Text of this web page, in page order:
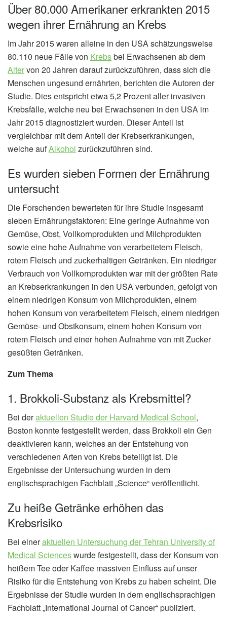
Über 80.000 Amerikaner erkrankten 2015
wegen ihrer Ernährung an Krebs
Im Jahr 2015 waren alleine in den USA schätzungsweise
80.110 neue Fälle von Krebsbei Erwachsenen ab dem
Altervon 20 Jahren darauf zurückzuführen, dass sich die
Menschen ungesund ernährten, berichten die Autoren der
Studie. Dies entspricht etwa 5,2 Prozent aller invasiven
Krebsfälle, welche neu bei Erwachsenen in den USA im
Jahr 2015 diagnostiziert wurden. Dieser Anteil ist
vergleichbar mit dem Anteil der Krebserkrankungen,
welche aufAlkohol zurückzuführen sind.
Es wurden sieben Formen der Ernährung
untersucht
Die Forschenden bewerteten für ihre Studie insgesamt
sieben Ernährungsfaktoren: Eine geringe Aufnahme von
Gemüse, Obst, Vollkornprodukten und Milchprodukten
sowie eine hohe Aufnahme von verarbeitetem Fleisch,
rotem Fleisch und zuckerhaltigen Getränken. Ein niedriger
Verbrauch von Vollkornprodukten war mit der größten Rate
an Krebserkrankungen in den USA verbunden, gefolgt von
einem niedrigen Konsum von Milchprodukten, einem
hohen Konsum von verarbeitetem Fleisch, einem niedrigen
Gemüse- und Obstkonsum, einem hohen Konsum von
rotem Fleisch und einer hohen Aufnahme von mit Zucker
gesüßten Getränken.
Zum Thema
1. Brokkoli-Substanz als Krebsmittel?
Bei deraktuellen Studie der Harvard Medical School,
Boston konnte festgestellt werden, dass Brokkoli ein Gen
deaktivieren kann, welches an der Entstehung von
verschiedenen Arten von Krebs beteiligt ist. Die
Ergebnisse der Untersuchung wurden in dem
englischsprachigen Fachblatt „Science“ veröffentlicht.
Zu heiße Getränke erhöhen das
Krebsrisiko
Bei eineraktuellen Untersuchung der Tehran University of
Medical Scienceswurde festgestellt, dass der Konsum von
heißem Tee oder Kaffee massiven Einfluss auf unser
Risiko für die Entstehung von Krebs zu haben scheint. Die
Ergebnisse der Studie wurden in dem englischsprachigen
Fachblatt „International Journal of Cancer“ publiziert.